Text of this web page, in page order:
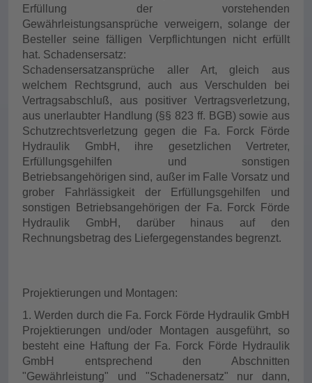
Erfüllung der vorstehenden
Gewährleistungsansprüche verweigern, solange der
Besteller seine fälligen Verpflichtungen nicht erfüllt
hat. Schadensersatz:
Schadensersatzansprüche aller Art, gleich aus
welchem Rechtsgrund, auch aus Verschulden bei
Vertragsabschluß, aus positiver Vertragsverletzung,
aus unerlaubter Handlung (§§ 823 ff. BGB) sowie aus
Schutzrechtsverletzung gegen die Fa. Forck Förde
Hydraulik GmbH, ihre gesetzlichen Vertreter,
Erfüllungsgehilfen und sonstigen
Betriebsangehörigen sind, außer im Falle Vorsatz und
grober Fahrlässigkeit der Erfüllungsgehilfen und
sonstigen Betriebsangehörigen der Fa. Forck Förde
Hydraulik GmbH, darüber hinaus auf den
Rechnungsbetrag des Liefergegenstandes begrenzt.
Projektierungen und Montagen:
1. Werden durch die Fa. Forck Förde Hydraulik GmbH
Projektierungen und/oder Montagen ausgeführt, so
besteht eine Haftung der Fa. Forck Förde Hydraulik
GmbH entsprechend den Abschnitten
"Gewährleistung" und "Schadenersatz" nur dann,